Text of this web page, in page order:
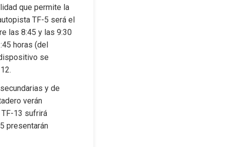
que permite la
TF-5 será el
las 8:45 y las 9:30
horas (del
se
y de
verán
13 sufrirá
presentarán